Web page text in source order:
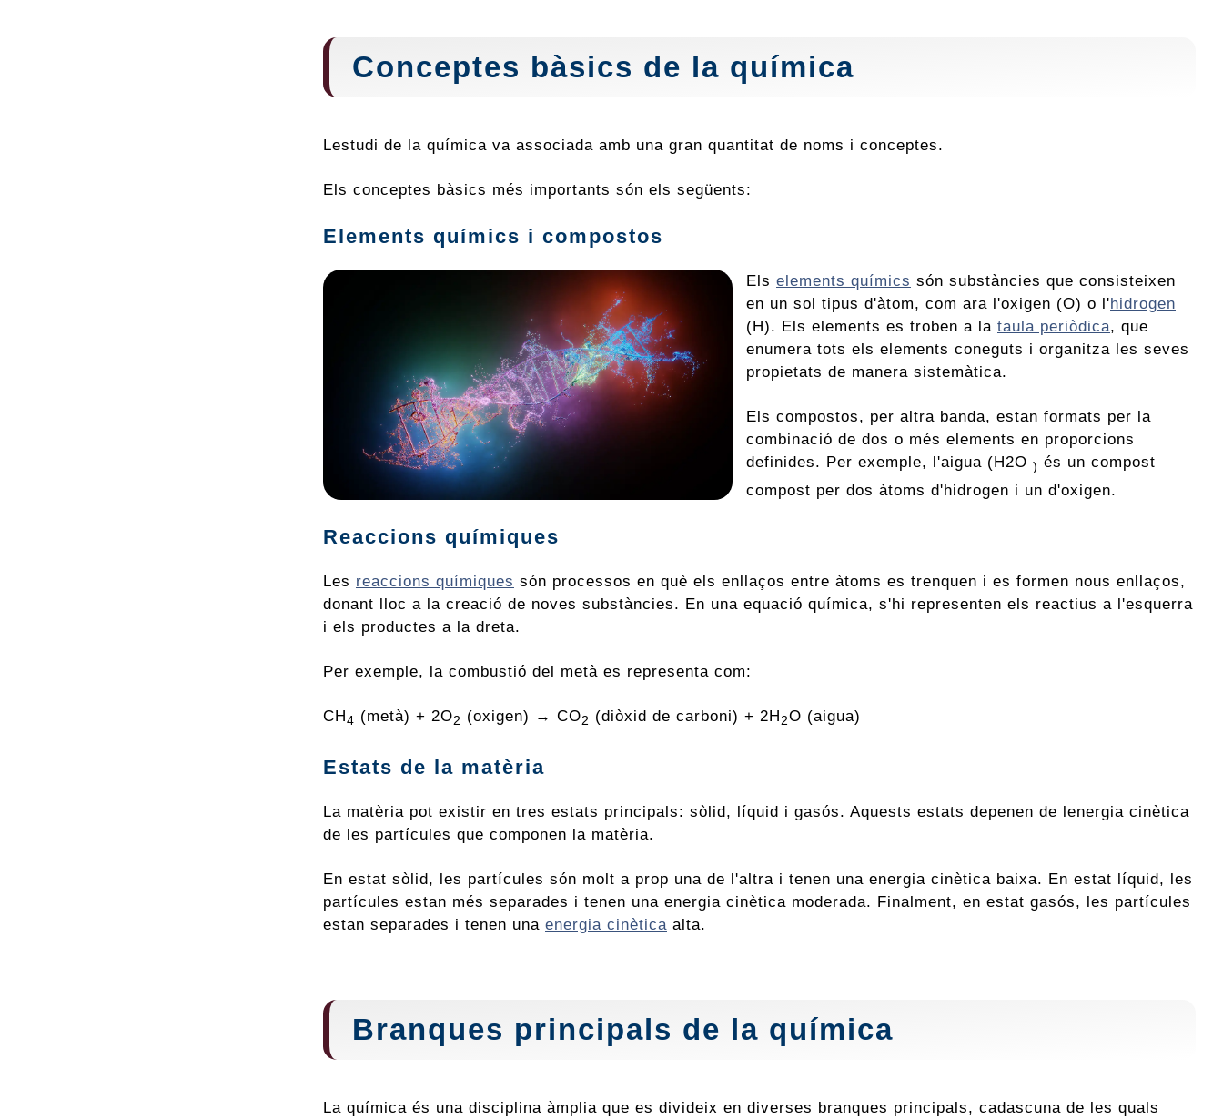
Conceptes bàsics de la química
Lestudi de la química va associada amb una gran quantitat de noms i conceptes.
Els conceptes bàsics més importants són els següents:
Elements químics i compostos
Els elements químics són substàncies que consisteixen
en un sol tipus d'àtom, com ara l'oxigen (O) o l'hidrogen
(H). Els elements es troben a la taula periòdica, que
enumera tots els elements coneguts i organitza les seves
propietats de manera sistemàtica.
Els compostos, per altra banda, estan formats per la
combinació de dos o més elements en proporcions
definides. Per exemple, l'aigua (H2O ) és un compost
compost per dos àtoms d'hidrogen i un d'oxigen.
Reaccions químiques
Les reaccions químiques són processos en què els enllaços entre àtoms es trenquen i es formen nous enllaços,
donant lloc a la creació de noves substàncies. En una equació química, s'hi representen els reactius a l'esquerra
i els productes a la dreta.
Per exemple, la combustió del metà es representa com:
CH4 (metà) + 2O2 (oxigen) → CO2 (diòxid de carboni) + 2H2O (aigua)
Estats de la matèria
La matèria pot existir en tres estats principals: sòlid, líquid i gasós. Aquests estats depenen de lenergia cinètica
de les partícules que componen la matèria.
En estat sòlid, les partícules són molt a prop una de l'altra i tenen una energia cinètica baixa. En estat líquid, les
partícules estan més separades i tenen una energia cinètica moderada. Finalment, en estat gasós, les partícules
estan separades i tenen una energia cinètica alta.
Branques principals de la química
La química és una disciplina àmplia que es divideix en diverses branques principals, cadascuna de les quals